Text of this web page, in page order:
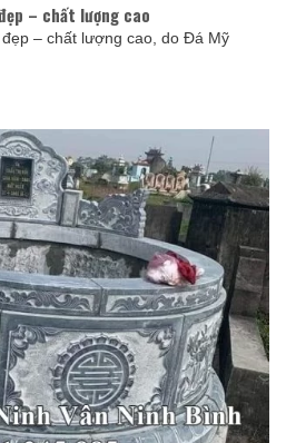
– chất lượng cao
– chất lượng cao, do Đá Mỹ